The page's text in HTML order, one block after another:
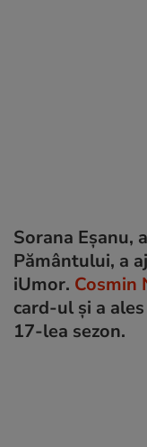
Sorana Eșanu,
Pământului, a
iUmor. Cosmin
card-ul și a
17-lea sezon.